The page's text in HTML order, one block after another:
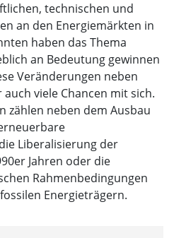
technischen und
an den Energiemärkten in
haben das Thema
an Bedeutung gewinnen
Veränderungen neben
viele Chancen mit sich.
zählen neben dem Ausbau
Liberalisierung der
Jahren oder die
Rahmenbedingungen
Energieträgern.